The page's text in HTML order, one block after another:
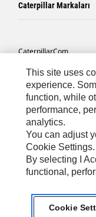
Caterpillar Markaları
Caterpillar.com
Caterpillar Müşteri
Site Haritası
Cookie Settings
Yasal
Gizlilik
Africa, Middle East ‧
This site uses
experience.
function, while
performance,
analytics.
You can adjust
Cookie Settings.
By selecting I
functional,
Cookie